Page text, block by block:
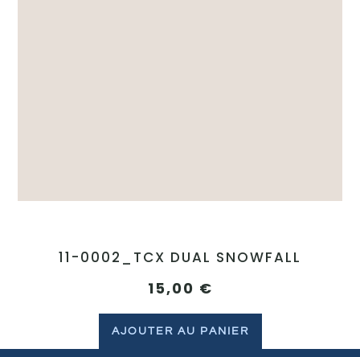
11-0002_TCX DUAL SNOWFALL
15,00 €
AJOUTER AU PANIER